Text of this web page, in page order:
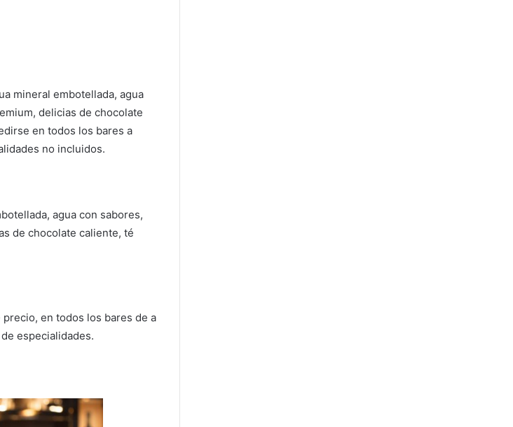
mineral embotellada, agua
delicias de chocolate
en todos los bares a
no incluidos.
agua con sabores,
de chocolate caliente, té
en todos los bares de a
especialidades.